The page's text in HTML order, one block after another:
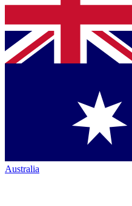
Australia